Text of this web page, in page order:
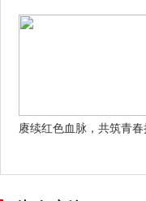
赓续红色血脉，共筑青春